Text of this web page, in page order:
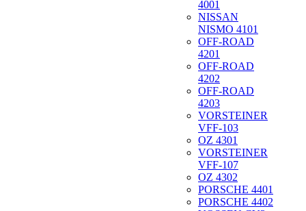
4001
NISSAN
NISMO 4101
OFF-ROAD
4201
OFF-ROAD
4202
OFF-ROAD
4203
VORSTEINER
VFF-103
OZ 4301
VORSTEINER
VFF-107
OZ 4302
PORSCHE 4401
PORSCHE 4402